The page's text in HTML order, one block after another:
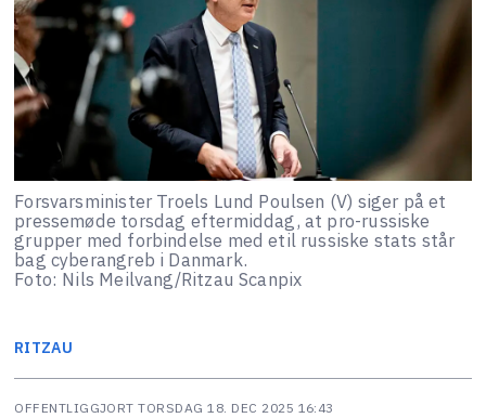
Forsvarsminister Troels Lund Poulsen (V) siger på et
pressemøde torsdag eftermiddag, at pro-russiske
grupper med forbindelse med etil russiske stats står
bag cyberangreb i Danmark.
Foto: Nils Meilvang/Ritzau Scanpix
RITZAU
OFFENTLIGGJORT TORSDAG 18. DEC 2025 16:43